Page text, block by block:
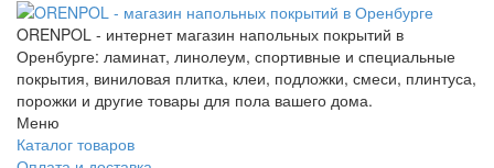
ORENPOL - интернет магазин напольных покрытий в
Оренбурге: ламинат, линолеум, спортивные и специальные
покрытия, виниловая плитка, клеи, подложки, смеси, плинтуса,
порожки и другие товары для пола вашего дома.
Меню
Каталог товаров